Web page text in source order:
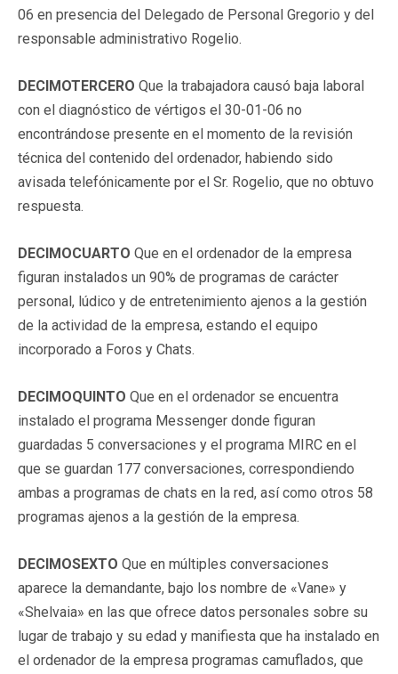
06 en presencia del Delegado de Personal Gregorio y del
responsable administrativo Rogelio.
DECIMOTERCERO Que la trabajadora causó baja laboral
con el diagnóstico de vértigos el 30-01-06 no
encontrándose presente en el momento de la revisión
técnica del contenido del ordenador, habiendo sido
avisada telefónicamente por el Sr. Rogelio, que no obtuvo
respuesta.
DECIMOCUARTO Que en el ordenador de la empresa
figuran instalados un 90% de programas de carácter
personal, lúdico y de entretenimiento ajenos a la gestión
de la actividad de la empresa, estando el equipo
incorporado a Foros y Chats.
DECIMOQUINTO Que en el ordenador se encuentra
instalado el programa Messenger donde figuran
guardadas 5 conversaciones y el programa MIRC en el
que se guardan 177 conversaciones, correspondiendo
ambas a programas de chats en la red, así como otros 58
programas ajenos a la gestión de la empresa.
DECIMOSEXTO Que en múltiples conversaciones
aparece la demandante, bajo los nombre de «Vane» y
«Shelvaia» en las que ofrece datos personales sobre su
lugar de trabajo y su edad y manifiesta que ha instalado en
el ordenador de la empresa programas camuflados, que